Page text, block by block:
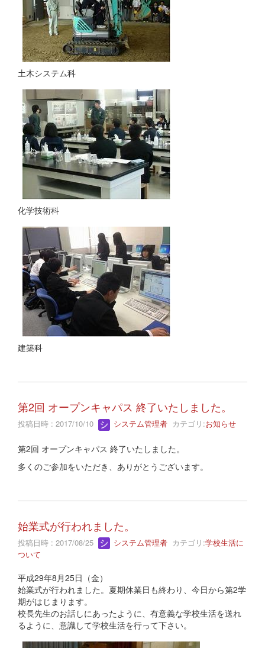
土木システム科
化学技術科
建築科
第2回 オープンキャパス 終了いたしました。
投稿日時 : 2017/10/10 システム管理者 カテゴリ:お知らせ
第2回 オープンキャパス 終了いたしました。
多くのご参加をいただき、ありがとうございます。
始業式が行われました。
投稿日時 : 2017/08/25 システム管理者 カテゴリ:学校生活に
ついて
平成29年8月25日（金）
始業式が行われました。夏期休業日も終わり、今日から第2学
期がはじまります。
校長先生のお話しにあったように、有意義な学校生活を送れ
るように、意識して学校生活を行って下さい。